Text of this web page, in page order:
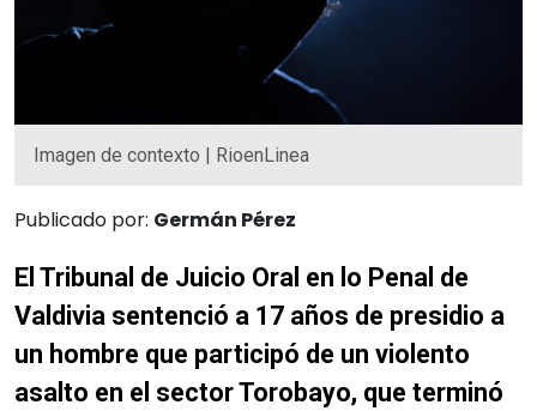
Imagen de contexto | RioenLinea
Publicado por: Germán Pérez
El Tribunal de Juicio Oral en lo Penal de
Valdivia sentenció a 17 años de presidio a
un hombre que participó de un violento
asalto en el sector Torobayo, que terminó